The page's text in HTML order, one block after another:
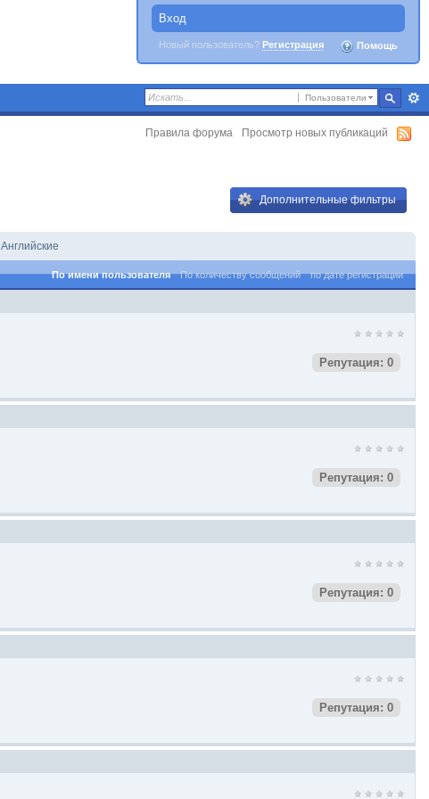
Вход
Новый пользователь? Регистрация Помощь
Пользователи
Правила форума Просмотр новых публикаций
Дополнительные фильтры
Английские
По имени пользователя По количеству сообщений по дате регистрации
Репутация: 0
Репутация: 0
Репутация: 0
Репутация: 0